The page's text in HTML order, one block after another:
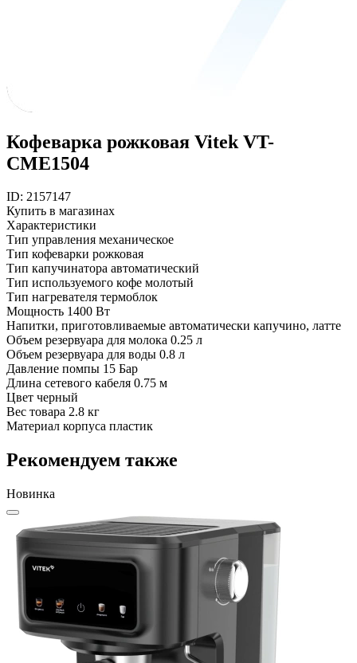
Кофеварка рожковая Vitek VT-
CME1504
ID: 2157147
Купить в магазинах
Характеристики
Тип управления механическое
Тип кофеварки рожковая
Тип капучинатора автоматический
Тип используемого кофе молотый
Тип нагревателя термоблок
Мощность 1400 Вт
Напитки, приготовливаемые автоматически капучино, латте
Объем резервуара для молока 0.25 л
Объем резервуара для воды 0.8 л
Давление помпы 15 Бар
Длина сетевого кабеля 0.75 м
Цвет черный
Вес товара 2.8 кг
Материал корпуса пластик
Рекомендуем также
Новинка